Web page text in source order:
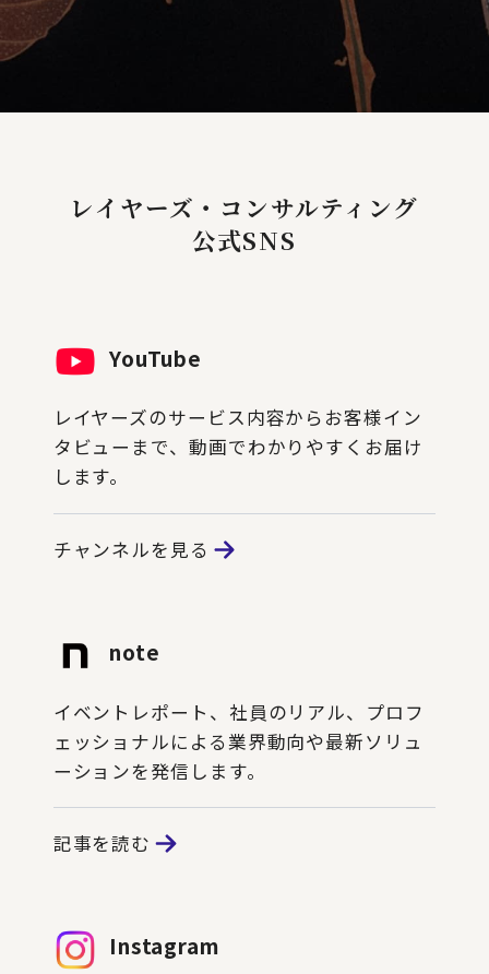
レイヤーズ・コンサルティング
公式SNS
YouTube
レイヤーズのサービス内容からお客様イン
タビューまで、動画でわかりやすくお届け
します。
チャンネルを見る
note
イベントレポート、社員のリアル、プロフ
ェッショナルによる業界動向や最新ソリュ
ーションを発信します。
記事を読む
Instagram